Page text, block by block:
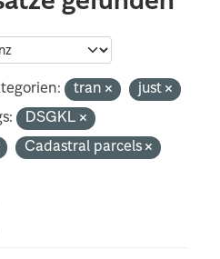
tran
just
DSGKL
Cadastral parcels